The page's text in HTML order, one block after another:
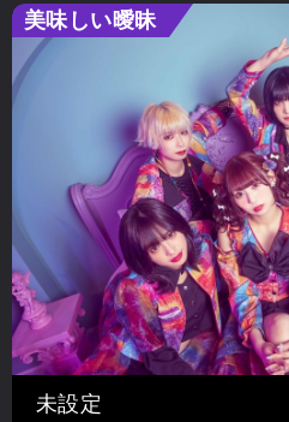
美味しい曖昧
未設定